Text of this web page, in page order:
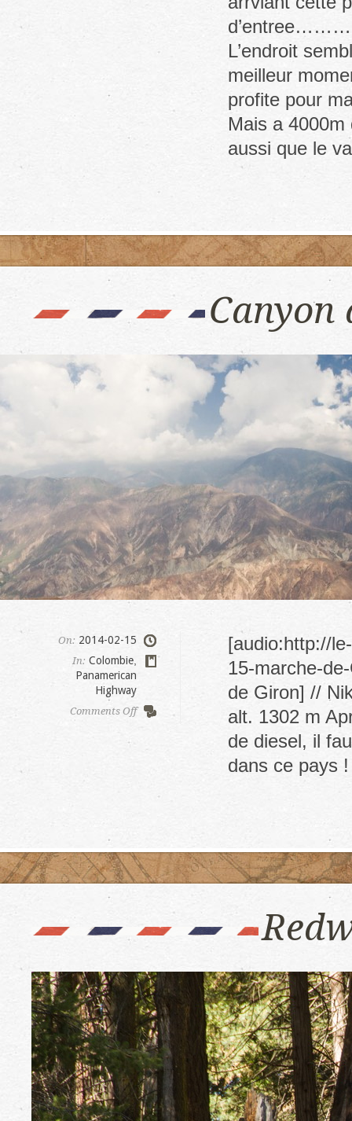
d’entree………
L’endroit
meilleur
profite pour
Mais a 4000m
aussi que le
Canyon
On: 2014-02-15
In: Colombie
Panamerican
Highway
Comments Offon
[audio:http://
15-marche-
de Giron] //
alt. 1302 m
de diesel, il
dans ce pays